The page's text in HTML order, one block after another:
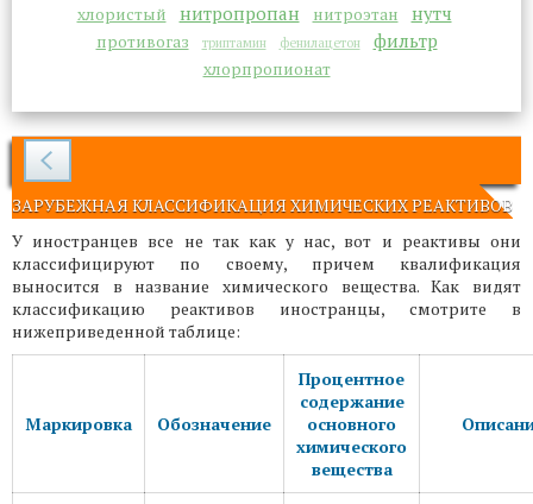
хлористый
нитропропан нитроэтан нутч
противогаз триптамин фенилацетон фильтр
хлорпропионат
ЗАРУБЕЖНАЯ КЛАССИФИКАЦИЯ ХИМИЧЕСКИХ РЕАКТИВОВ
У иностранцев все не так как у нас, вот и реактивы они
классифицируют по своему, причем квалификация
выносится в название химического вещества. Как видят
классификацию реактивов иностранцы, смотрите в
нижеприведенной таблице:
Маркировка Обозначение
Процентное
содержание
основного
химического
вещества